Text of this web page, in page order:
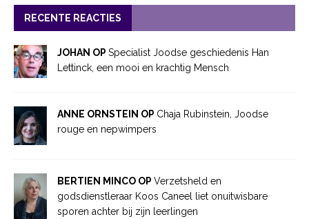
RECENTE REACTIES
JOHAN OP Specialist Joodse geschiedenis Han
Lettinck, een mooi en krachtig Mensch
ANNE ORNSTEIN OP Chaja Rubinstein, Joodse
rouge en nepwimpers
BERTIEN MINCO OP Verzetsheld en
godsdienstleraar Koos Caneel liet onuitwisbare
sporen achter bij zijn leerlingen